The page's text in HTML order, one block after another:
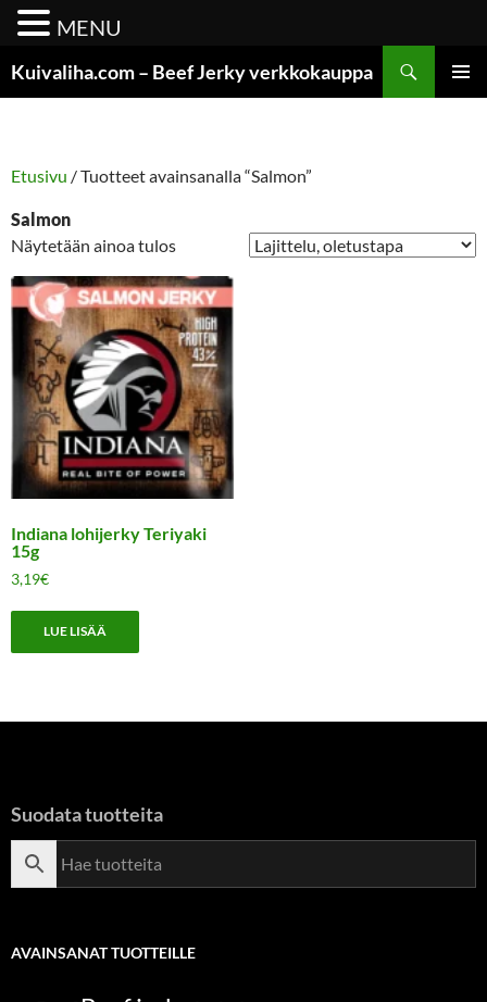
sisältöön
Kuivaliha.com – Beef Jerky verkkokauppa
Etusivu / Tuotteet avainsanalla “Salmon”
Salmon
Näytetään ainoa tulos
Indiana lohijerky Teriyaki
15g
3,19€
LUE LISÄÄ
Suodata tuotteita
AVAINSANAT TUOTTEILLE
MENU